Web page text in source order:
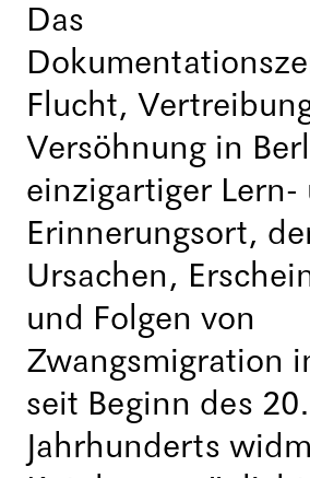
Das
Flucht,
Versöhnung in
einzigartiger Lern-
Erinnerungsort,
Ursachen,
und Folgen von
Zwangsmigration
seit Beginn des 20.
Jahrhunderts